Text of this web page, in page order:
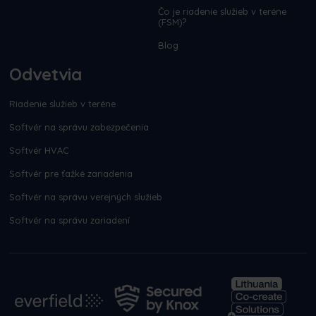
Čo je riadenie služieb v teréne
(FSM)?
Blog
Odvetvia
Riadenie služieb v teréne
Softvér na správu zabezpečenia
Softvér HVAC
Softvér pre ťažké zariadenia
Softvér na správu verejných služieb
Softvér na správu zariadení